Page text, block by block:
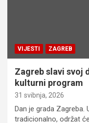
VIJESTI ZAGREB
Zagreb slavi svoj
kulturni program
31 svibnja, 2026
Dan je grada Zagreba.
tradicionalno, održat